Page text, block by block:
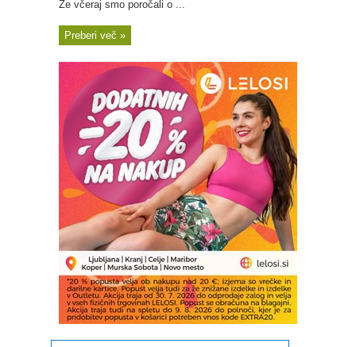
Že včeraj smo poročali o ...
Preberi več »